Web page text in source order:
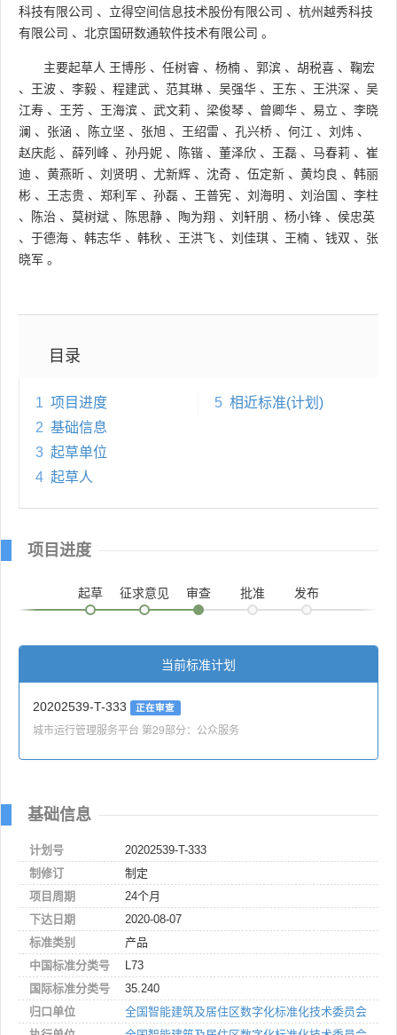
科技有限公司 、 立得空间信息技术股份有限公司 、 杭州越秀科技
有限公司 、 北京国研数通软件技术有限公司 。
主要起草人 王博彤 、 任树睿 、 杨楠 、 郭滨 、 胡税喜 、 鞠宏
、 王波 、 李毅 、 程建武 、 范其琳 、 吴强华 、 王东 、 王洪深 、 吴
江寿 、 王芳 、 王海滨 、 武文莉 、 梁俊琴 、 曾卿华 、 易立 、 李晓
澜 、 张涵 、 陈立坚 、 张旭 、 王绍雷 、 孔兴桥 、 何江 、 刘炜 、
赵庆彪 、 薛列峰 、 孙丹妮 、 陈锴 、 董泽欣 、 王磊 、 马春莉 、 崔
迪 、 黄燕昕 、 刘贤明 、 尤新辉 、 沈奇 、 伍定新 、 黄均良 、 韩丽
彬 、 王志贵 、 郑利军 、 孙磊 、 王普宪 、 刘海明 、 刘治国 、 李柱
、
陈治 、 莫树斌 、 陈思静 、 陶为翔 、 刘轩朋 、 杨小锋 、 侯忠英
、 于德海 、 韩志华 、 韩秋 、 王洪飞 、 刘佳琪 、 王楠 、 钱双 、 张
晓军 。
目录
1 项目进度
2 基础信息
3 起草单位
4 起草人
5 相近标准(计划)
项目进度
起草 征求意见 审查 批准 发布
当前标准计划
20202539-T-333 正在审查
城市运行管理服务平台 第29部分：公众服务
基础信息
计划号
20202539-T-333
制修订
制定
项目周期
24个月
下达日期
2020-08-07
标准类别
产品
中国标准分类号
L73
国际标准分类号
35.240
归口单位
全国智能建筑及居住区数字化标准化技术委员会